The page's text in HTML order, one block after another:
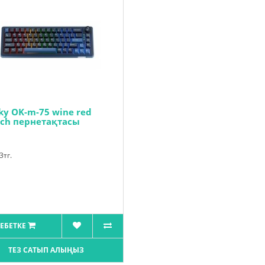
OK-m-75 wine red
пернетақтасы
ТЕЗ САТЫП АЛЫҢЫЗ